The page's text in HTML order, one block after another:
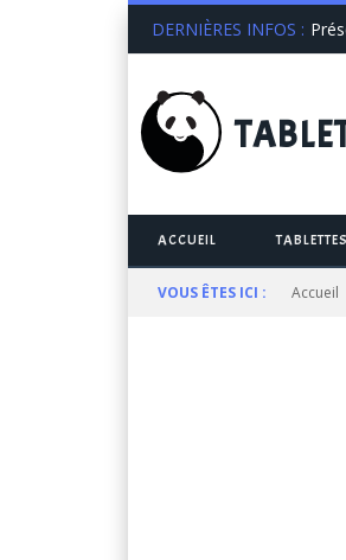
DERNIÈRES INFOS :
ACCUEIL TABLETTES
VOUS ÊTES ICI : Accueil